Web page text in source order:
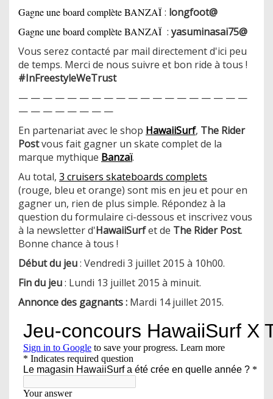
Gagne une board complète BANZAÏ : longfoot@
Gagne une board complète BANZAÏ : yasuminasai75@
Vous serez contacté par mail directement d'ici peu
de temps. Merci de nous suivre et bon ride à tous !
#InFreestyleWeTrust
— — — — — — — — — — — — — — — — — — —
— — — — — — — —
En partenariat avec le shop HawaiiSurf, The Rider
Postvous fait gagner un skate complet de la
marque mythique Banzaï.
​Au total, 3 cruisers skateboards complets
(rouge, bleu et orange) sont mis en jeu et pour en
gagner un, rien de plus simple. Répondez à la
question du formulaire ci-dessous et inscrivez vous
à la newsletter d'HawaiiSurfet de The Rider Post.
Bonne chance à tous !
Début du jeu: Vendredi 3 juillet 2015 à 10h00.
Findu jeu: Lundi 13 juillet 2015 à minuit.
Annonce des gagnants : Mardi 14 juillet 2015.